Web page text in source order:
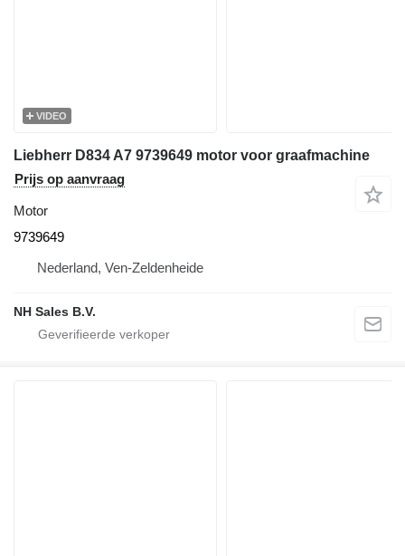
VIDEO
Liebherr D834 A7 9739649 motor voor graafmachine
Prijs op aanvraag
Motor
9739649
Nederland, Ven-Zeldenheide
NH Sales B.V.